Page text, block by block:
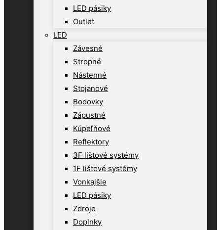
LED pásiky
Outlet
LED
Závesné
Stropné
Nástenné
Stojanové
Bodovky
Zápustné
Kúpeľňové
Reflektory
3F lištové systémy
1F lištové systémy
Vonkajšie
LED pásiky
Zdroje
Doplnky